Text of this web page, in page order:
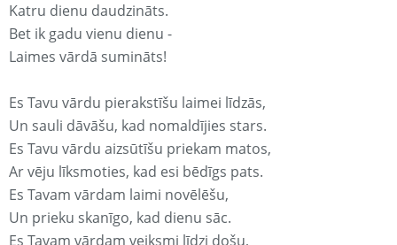
Katru dienu daudzināts.
Bet ik gadu vienu dienu -
Laimes vārdā sumināts!
Es Tavu vārdu pierakstīšu laimei līdzās,
Un sauli dāvāšu, kad nomaldījies stars.
Es Tavu vārdu aizsūtīšu priekam matos,
Ar vēju līksmoties, kad esi bēdīgs pats.
Es Tavam vārdam laimi novēlēšu,
Un prieku skanīgo, kad dienu sāc.
Es Tavam vārdam veiksmi līdzi došu,